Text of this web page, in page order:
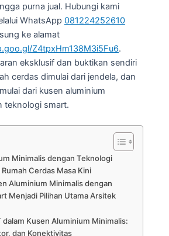
purna jual. Hubungi kami
WhatsApp 081224252610
ke alamat
Z4tpxHm138M3i5Fu6.
eksklusif dan buktikan sendiri
cerdas dimulai dari jendela, dan
dari kusen aluminium
teknologi smart.
Minimalis dengan Teknologi
Cerdas Masa Kini
Aluminium Minimalis dengan
Menjadi Pilihan Utama Arsitek
dalam Kusen Aluminium Minimalis:
dan Konektivitas